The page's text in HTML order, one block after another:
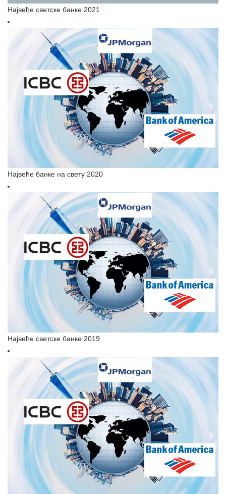
Највеће светске банке 2021
Највеће банке на свету 2020
Највеће светске банке 2019